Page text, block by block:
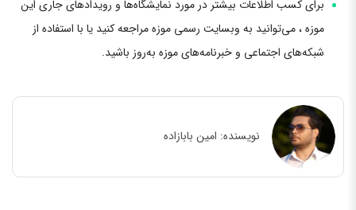
برای کسب اطلاعات بیشتر در مورد نمایشگاه‌ها و رویدادهای جاری این
موزه ، می‌توانید به وبسایت رسمی موزه مراجعه کنید یا با استفاده از
شبکه‌های اجتماعی و خبرنامه‌های موزه به‌روز باشید.
نویسنده: امین بابازاده